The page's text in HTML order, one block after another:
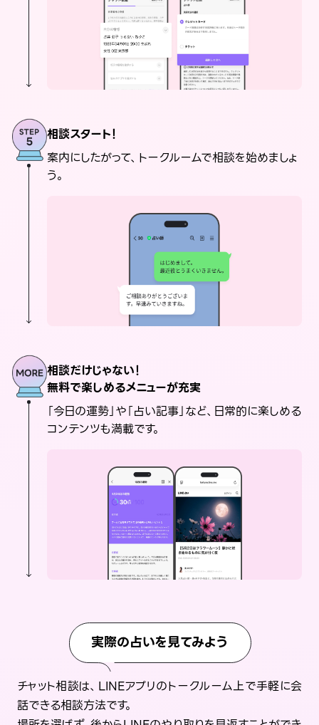
相談スタート！
案内にしたがって、トークルームで相談を始めましょ
う。
相談だけじゃない！
無料で楽しめるメニューが充実
「今日の運勢」や「占い記事」など、日常的に楽しめる
コンテンツも満載です。
実際の占いを見てみよう
チャット相談は、LINEアプリのトークルーム上で手軽に会
話できる相談方法です。